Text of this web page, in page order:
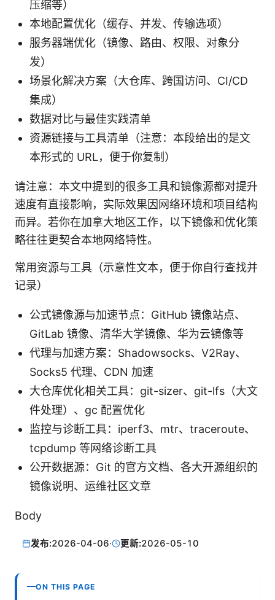
压缩等）
本地配置优化（缓存、并发、传输选项）
服务器端优化（镜像、路由、权限、对象分
发）
场景化解决方案（大仓库、跨国访问、CI/CD
集成）
数据对比与最佳实践清单
资源链接与工具清单（注意：本段给出的是文
本形式的 URL，便于你复制）
请注意：本文中提到的很多工具和镜像源都对提升
速度有直接影响，实际效果因网络环境和项目结构
而异。若你在加拿大地区工作，以下镜像和优化策
略往往更契合本地网络特性。
常用资源与工具（示意性文本，便于你自行查找并
记录）
公式镜像源与加速节点：GitHub 镜像站点、
GitLab 镜像、清华大学镜像、华为云镜像等
代理与加速方案：Shadowsocks、V2Ray、
Socks5 代理、CDN 加速
大仓库优化相关工具：git-sizer、git-lfs（大文
件处理）、gc 配置优化
监控与诊断工具：iperf3、mtr、traceroute、
tcpdump 等网络诊断工具
公开数据源：Git 的官方文档、各大开源组织的
镜像说明、运维社区文章
Body
发布:2026-04-06· 更新:2026-05-10
ON THIS PAGE